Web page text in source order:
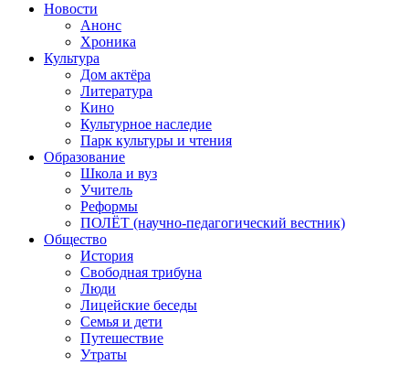
Новости
Анонс
Хроника
Культура
Дом актёра
Литература
Кино
Культурное наследие
Парк культуры и чтения
Образование
Школа и вуз
Учитель
Реформы
ПОЛЁТ (научно-педагогический вестник)
Общество
История
Свободная трибуна
Люди
Лицейские беседы
Семья и дети
Путешествие
Утраты